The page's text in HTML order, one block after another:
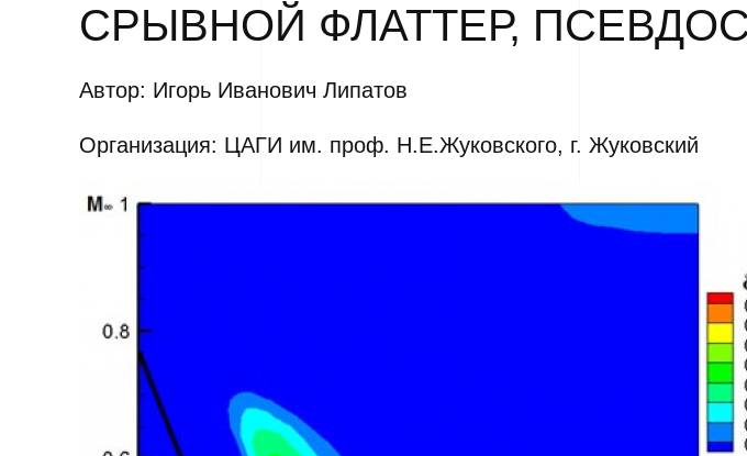
СРЫВНОЙ ФЛАТТЕР,
Автор: Игорь Иванович Липатов
Организация: ЦАГИ им. проф. Н.Е.Жуковского, г. Жуковский